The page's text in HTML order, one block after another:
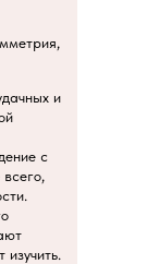
и
с